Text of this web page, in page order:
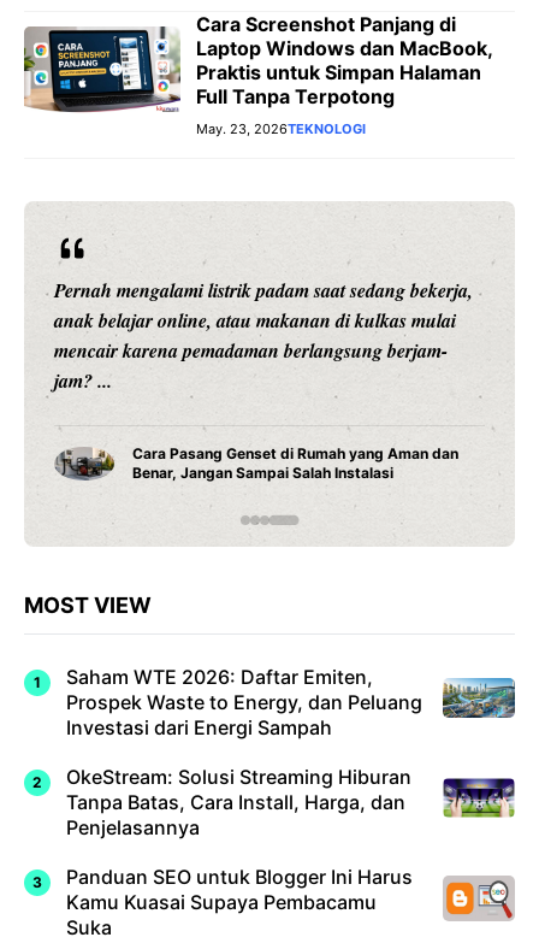
Cara Screenshot Panjang di
Laptop Windows dan MacBook,
Praktis untuk Simpan Halaman
Full Tanpa Terpotong
May. 23, 2026TEKNOLOGI
Pernah mengalami listrik padam saat sedang bekerja,
anak belajar online, atau makanan di kulkas mulai
mencair karena pemadaman berlangsung berjam-
jam? ...
Cara Pasang Genset di Rumah yang Aman dan
Benar, Jangan Sampai Salah Instalasi
MOST VIEW
Saham WTE 2026: Daftar Emiten,
Prospek Waste to Energy, dan Peluang
Investasi dari Energi Sampah
OkeStream: Solusi Streaming Hiburan
Tanpa Batas, Cara Install, Harga, dan
Penjelasannya
Panduan SEO untuk Blogger Ini Harus
Kamu Kuasai Supaya Pembacamu
Suka